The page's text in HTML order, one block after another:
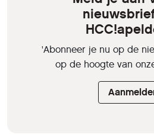
'Abonneer je nu op de
op de hoogte van